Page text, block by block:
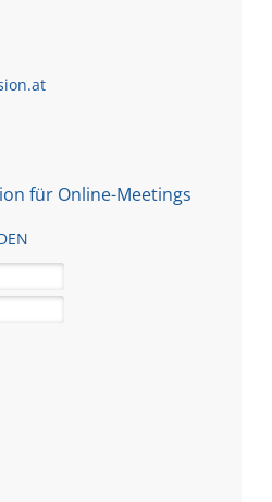
für Online-Meetings